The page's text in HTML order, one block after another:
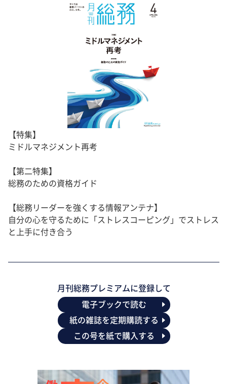
【特集】
ミドルマネジメント再考
【第二特集】
総務のための資格ガイド
【総務リーダーを強くする情報アンテナ】
自分の心を守るために「ストレスコーピング」でストレス
と上手に付き合う
月刊総務プレミアムに登録して
電子ブックで読む
紙の雑誌を定期購読する
この号を紙で購入する